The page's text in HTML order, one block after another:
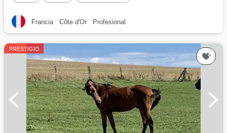
Francia Côte d'Or Profesional
PRESTIGIO